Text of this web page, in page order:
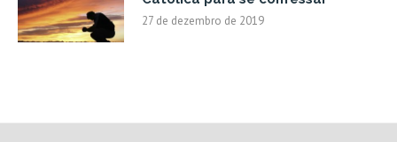
27 de dezembro de 2019